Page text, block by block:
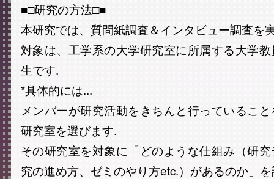
■□研究の方法□■
本研究では、質問紙調査＆インタビュー調査を
対象は、工学系の大学研究室に所属する大学
生です.
*具体的には...
メンバーが研究活動をきちんと行っているこ
研究室を選びます.
その研究室を対象に「どのような仕組み（研
究の進め方、ゼミのやり方etc.）があるのか」